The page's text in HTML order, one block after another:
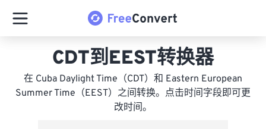
CDT到EEST转换器
在 Cuba Daylight Time（CDT）和 Eastern European
Summer Time（EEST）之间转换。点击时间字段即可更
改时间。